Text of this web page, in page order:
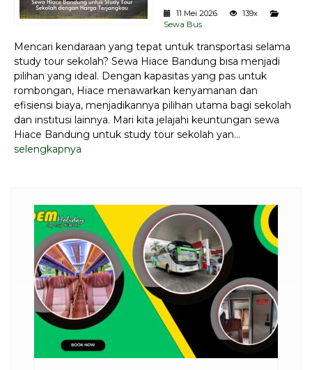
11 Mei 2026
139x
Sewa Bus
Mencari kendaraan yang tepat untuk transportasi selama
study tour sekolah? Sewa Hiace Bandung bisa menjadi
pilihan yang ideal. Dengan kapasitas yang pas untuk
rombongan, Hiace menawarkan kenyamanan dan
efisiensi biaya, menjadikannya pilihan utama bagi sekolah
dan institusi lainnya. Mari kita jelajahi keuntungan sewa
Hiace Bandung untuk study tour sekolah yan...
selengkapnya